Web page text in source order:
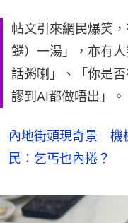
帖文引來網民爆笑
餸）一湯」，亦有
話粥喇」、「你是
謬到AI都做唔出」。
內地街頭現奇景 機
民：乞丐也內捲？